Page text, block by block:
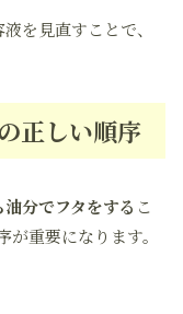
を見直すことで、
正しい順序
分でフタをする こ
重要になります。